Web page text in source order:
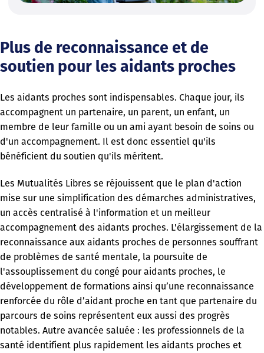
Plus de reconnaissance et de
soutien pour les aidants proches
Les aidants proches sont indispensables. Chaque jour, ils
accompagnent un partenaire, un parent, un enfant, un
membre de leur famille ou un ami ayant besoin de soins ou
d'un accompagnement. Il est donc essentiel qu'ils
bénéficient du soutien qu'ils méritent.
Les Mutualités Libres se réjouissent que le plan d'action
mise sur une simplification des démarches administratives,
un accès centralisé à l'information et un meilleur
accompagnement des aidants proches. L'élargissement de la
reconnaissance aux aidants proches de personnes souffrant
de problèmes de santé mentale, la poursuite de
l'assouplissement du congé pour aidants proches, le
développement de formations ainsi qu’une reconnaissance
renforcée du rôle d’aidant proche en tant que partenaire du
parcours de soins représentent eux aussi des progrès
notables. Autre avancée saluée : les professionnels de la
santé identifient plus rapidement les aidants proches et